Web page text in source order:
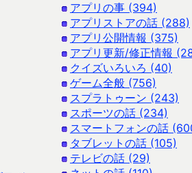
アプリの事 (394)
アプリストアの話 (288)
アプリ公開情報 (375)
アプリ更新/修正情報
クイズいろいろ (40)
ゲーム全般 (756)
スプラトゥーン (243)
スポーツの話 (234)
スマートフォンの話
タブレットの話 (105)
テレビの話 (29)